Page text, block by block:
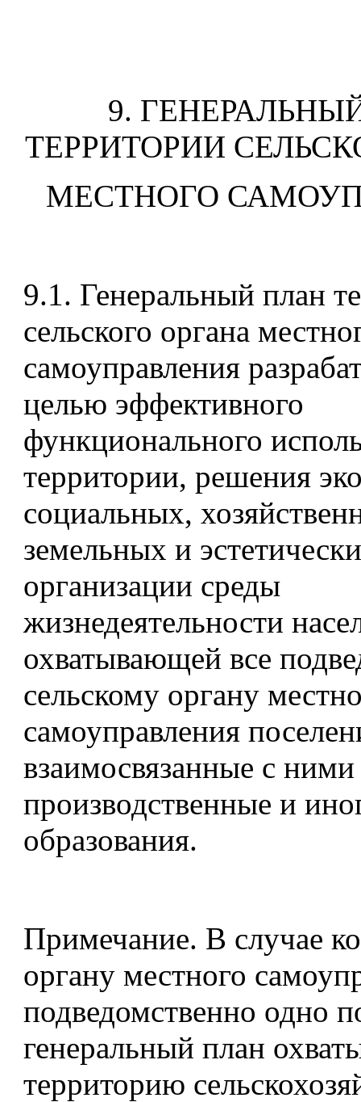
9.
ТЕРРИТОРИИ
МЕСТНОГО
9.1. Генеральный план
сельского органа
самоуправления
целью эффективного
функционального
территории, решения
социальных,
земельных и
организации среды
жизнедеятельности
охватывающей все
сельскому органу
самоуправления
взаимосвязанные с
производственные и
образования.
Примечание. В случае
органу местного
подведомственно одно
генеральный план
территорию